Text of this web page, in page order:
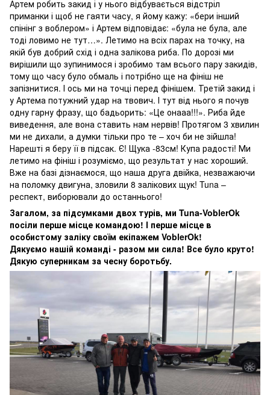
Артем робить закид і у нього відбувається відстріл
приманки і щоб не гаяти часу, я йому кажу: «бери інший
спінінг з воблером» і Артем відповідає: «була не була, але
тоді ловимо не тут…». Летимо на всіх парах на точку, на
якій був добрий схід і одна залікова риба. По дорозі ми
вирішили що зупинимося і зробимо там всього пару закидів,
тому що часу було обмаль і потрібно ще на фініш не
запізнитися. І ось ми на точці перед фінішем. Третій закид і
у Артема потужний удар на твович. І тут від нього я почув
одну гарну фразу, що бадьорить: «Це онааа!!!». Риба йде
виведення, але вона ставить нам нервів! Протягом 3 хвилин
ми не дихали, а думки тільки про те – хоч би не зійшла!
Нарешті я беру її в підсак. Є! Щука -83см! Купа радості! Ми
летимо на фініш і розуміємо, що результат у нас хороший.
Вже на базі дізнаємося, що наша друга двійка, незважаючи
на поломку двигуна, зловили 8 залікових щук! Tuna –
респект, виборювали до останнього!
Загалом, за підсумками двох турів, ми Tuna-VoblerOk
посіли перше місце командою! І перше місце в
особистому заліку своїм екіпажем VoblerOk!
Дякуємо нашій команді - разом ми сила! Все було круто!
Дякую суперникам за чесну боротьбу.